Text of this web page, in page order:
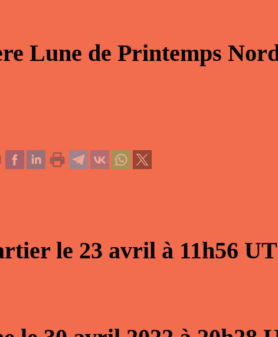
Lune de Printemps
le 23 avril à 11h56